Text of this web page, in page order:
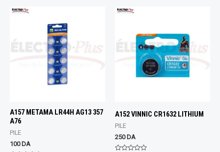
A157 METAMA LR44H AG13 357
A76
PILE
100 DA
A152 VINNIC CR1632 LITHIUM
PILE
250 DA